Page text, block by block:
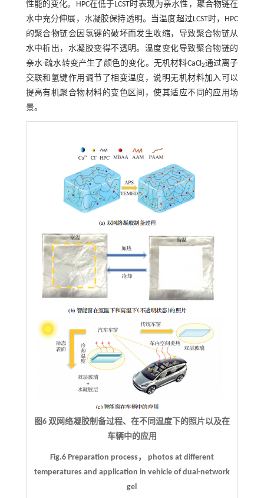
性能的变化。HPC在低于LCST时表现为亲水性，聚合物链在
水中充分伸展，水凝胶保持透明。当温度超过LCST时，HPC
的聚合物链会因氢键的破坏而发生收缩，导致聚合物链从
水中析出，水凝胶变得不透明。温度变化导致聚合物链的
亲水-疏水转变产生了颜色的变化。无机材料CaCl 2通过离子
交联和氢键作用调节了相变温度，说明无机材料加入可以
提高有机聚合物材料的变色区间，使其适应不同的应用场
景。
图6 双网络凝胶制备过程、在不同温度下的照片以及在
车辆中的应用
Fig.6 Preparation process， photos at different
temperatures and application in vehicle of dual-network
gel